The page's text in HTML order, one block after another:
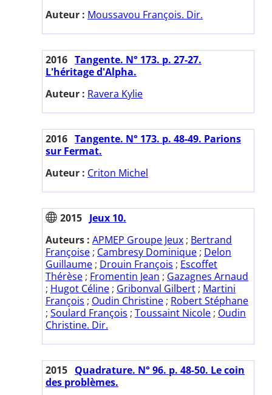
Auteur : Moussavou François. Dir.
2016 Tangente. N° 173. p. 27-27.
L'héritage d'Alpha.
Auteur : Ravera Kylie
2016 Tangente. N° 173. p. 48-49. Parions
sur Fermat.
Auteur : Criton Michel
2015 Jeux 10.
Auteurs : APMEP Groupe Jeux ; Bertrand
Françoise ; Cambresy Dominique ; Delon
Guillaume ; Drouin François ; Escoffet
Thérèse ; Fromentin Jean ; Gazagnes Arnaud
; Hugot Céline ; Gribonval Gilbert ; Martini
François ; Oudin Christine ; Robert Stéphane
; Soulard François ; Toussaint Nicole ; Oudin
Christine. Dir.
2015 Quadrature. N° 96. p. 48-50. Le coin
des problèmes.